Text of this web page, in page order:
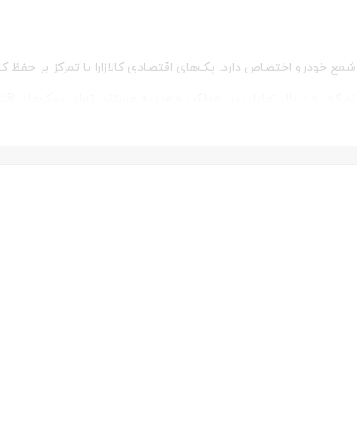
اختصاص دارد. پک‌های اقتصادی کالازارا با تمرکز بر حفظ